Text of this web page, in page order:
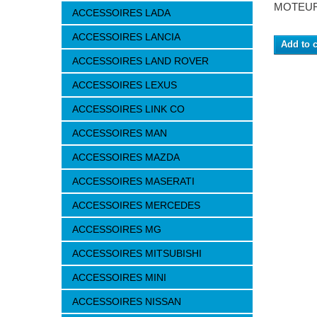
ACCESSOIRES LADA
ACCESSOIRES LANCIA
ACCESSOIRES LAND ROVER
ACCESSOIRES LEXUS
ACCESSOIRES LINK CO
ACCESSOIRES MAN
ACCESSOIRES MAZDA
ACCESSOIRES MASERATI
ACCESSOIRES MERCEDES
ACCESSOIRES MG
ACCESSOIRES MITSUBISHI
ACCESSOIRES MINI
ACCESSOIRES NISSAN
Add to